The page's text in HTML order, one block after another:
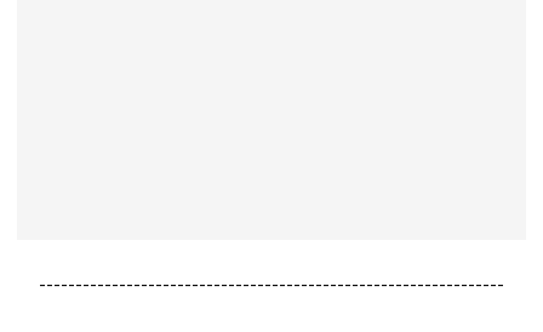
----------------------------------------------------------------